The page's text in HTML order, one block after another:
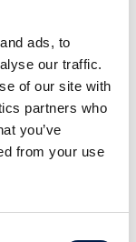
ads, to
our traffic.
of our site with
partners who
you’ve
from your use